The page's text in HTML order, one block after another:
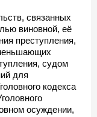
связанных
виновной, её
преступления,
судом
для
кодекса
осуждении,